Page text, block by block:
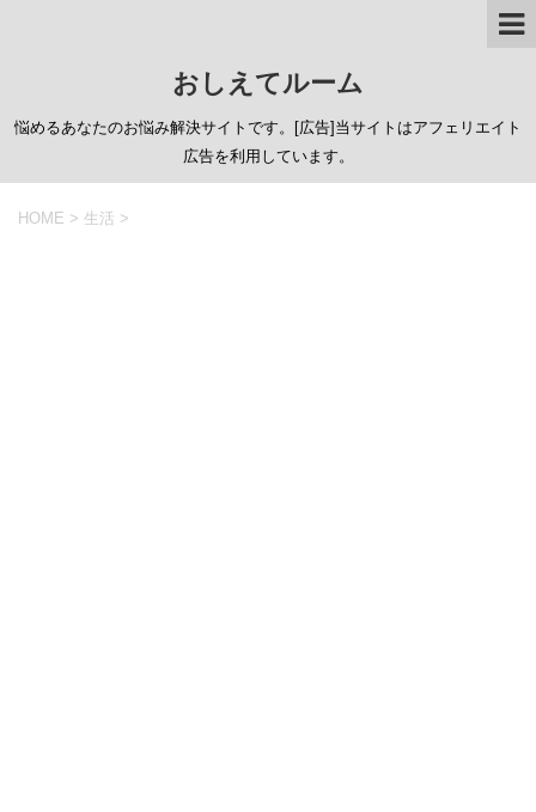
おしえてルーム
悩めるあなたのお悩み解決サイトです。[広告]当サイトはアフェリエイト
広告を利用しています。
HOME > 生活 >